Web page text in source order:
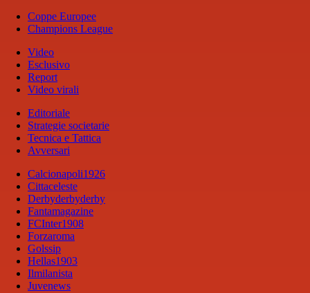
Coppe Europee
Champions League
Video
Esclusivo
Report
Video virali
Editoriale
Strategie societarie
Tecnica e Tattica
Avversari
Calcionapoli1926
Cittaceleste
Derbyderbyderby
Fantamagazine
FCInter1908
Forzaroma
Golssip
Hellas1903
Ilmilanista
Juvenews